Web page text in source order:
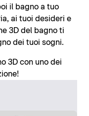
il bagno a tuo
ai tuoi desideri e
3D del bagno ti
dei tuoi sogni.
3D con uno dei